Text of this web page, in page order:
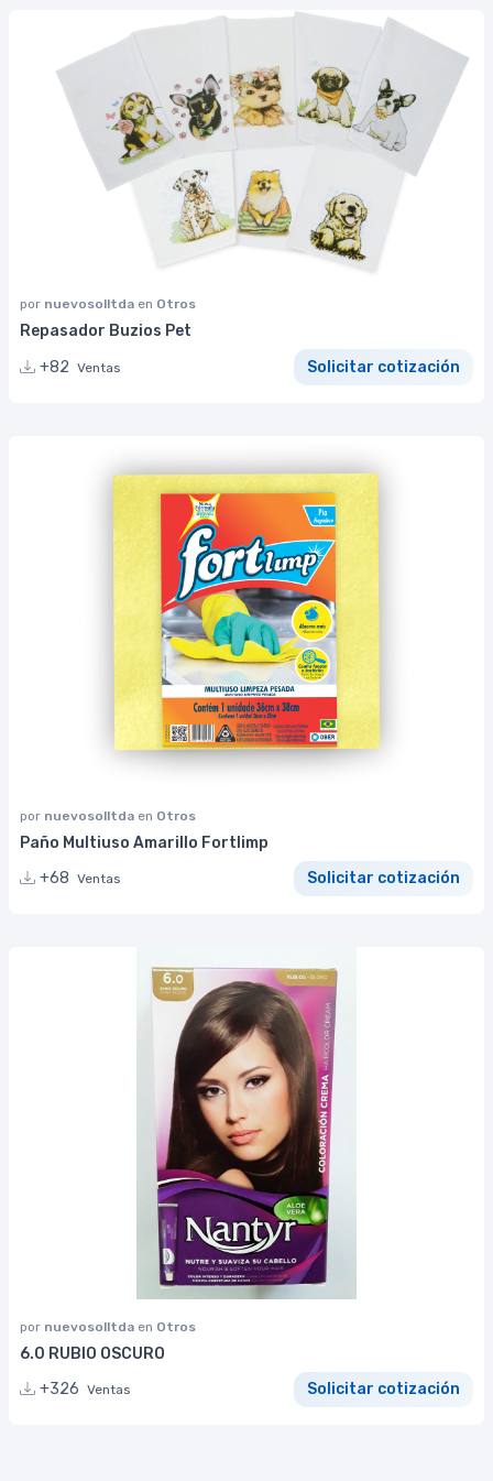
por nuevosolltda en Otros
Repasador Buzios Pet
+82 Ventas Solicitar cotización
por nuevosolltda en Otros
Paño Multiuso Amarillo Fortlimp
+68 Ventas Solicitar cotización
por nuevosolltda en Otros
6.0 RUBIO OSCURO
+326 Ventas Solicitar cotización